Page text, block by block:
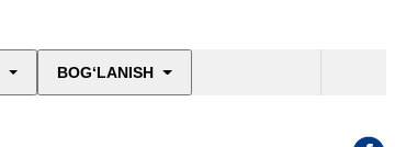
BOG‘LANISH